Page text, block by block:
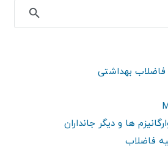
فاضلاب بهداشتی
ها و دیگر جانداران
فاضلاب